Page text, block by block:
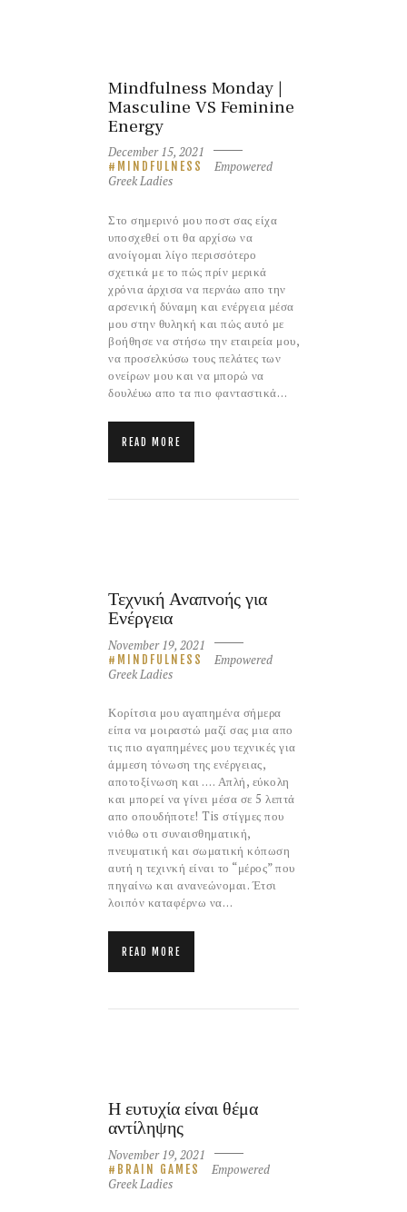
Mindfulness Monday |
Masculine VS Feminine
Energy
December 15, 2021
MINDFULNESS
Empowered
Greek Ladies
Στο σημερινό μου ποστ σας είχα
υποσχεθεί οτι θα αρχίσω να
ανοίγομαι λίγο περισσότερο
σχετικά με το πώς πρίν μερικά
χρόνια άρχισα να περνάω απο την
αρσενική δύναμη και ενέργεια μέσα
μου στην θυληκή και πώς αυτό με
βοήθησε να στήσω την εταιρεία μου,
να προσελκύσω τους πελάτες των
ονείρων μου και να μπορώ να
δουλέυω απο τα πιο φανταστικά…
READ MORE
Τεχνική Αναπνοής για
Ενέργεια
November 19, 2021
MINDFULNESS
Empowered
Greek Ladies
Κορίτσια μου αγαπημένα σήμερα
είπα να μοιραστώ μαζί σας μια απο
τις πιο αγαπημένες μου τεχνικές για
άμμεση τόνωση της ενέργειας,
αποτοξίνωση και …. Απλή, εύκολη
και μπορεί να γίνει μέσα σε 5 λεπτά
απο οπουδήποτε! Tis στίγμες που
νιόθω οτι συναισθηματική,
πνευματική και σωματική κόπωση
αυτή η τεχινκή είναι το “μέρος” που
πηγαίνω και ανανεώνομαι. Έτσι
λοιπόν καταφέρνω να…
READ MORE
Η ευτυχία είναι θέμα
αντίληψης
November 19, 2021
BRAIN GAMES
Empowered
Greek Ladies